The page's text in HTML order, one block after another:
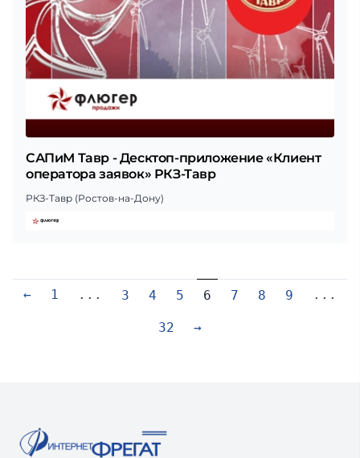
САПиМ Тавр - Десктоп-приложение «Клиент
оператора заявок» РКЗ‑Тавр
РКЗ-Тавр (Ростов-на-Дону)
← 1 ... 3 4 5 6 7 8 9 ...
32 →